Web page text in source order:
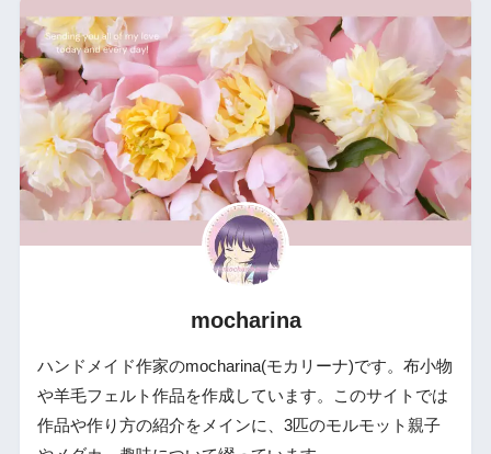
mocharina
ハンドメイド作家のmocharina(モカリーナ)です。布小物
や羊毛フェルト作品を作成しています。このサイトでは
作品や作り方の紹介をメインに、3匹のモルモット親子